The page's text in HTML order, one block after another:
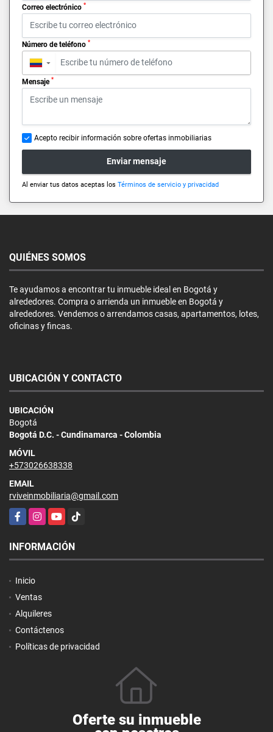
Correo electrónico *
Número de teléfono *
▼
Mensaje *
Acepto recibir información sobre ofertas inmobiliarias
Enviar mensaje
Al enviar tus datos aceptas los Términos de servicio y privacidad
QUIÉNES SOMOS
Te ayudamos a encontrar tu inmueble ideal en Bogotá y
alrededores. Compra o arrienda un inmueble en Bogotá y
alrededores. Vendemos o arrendamos casas, apartamentos, lotes,
oficinas y fincas.
UBICACIÓN Y CONTACTO
UBICACIÓN
Bogotá
Bogotá D.C. - Cundinamarca - Colombia
MÓVIL
+573026638338
EMAIL
rviveinmobiliaria@gmail.com
FacebookInstagramYouTubeTikTok
INFORMACIÓN
Inicio
Ventas
Alquileres
Contáctenos
Políticas de privacidad
Oferte su inmueble